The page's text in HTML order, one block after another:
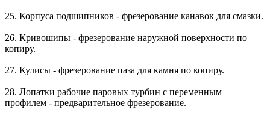
25. Корпуса подшипников - фрезерование канавок для смазки.
26. Кривошипы - фрезерование наружной поверхности по
копиру.
27. Кулисы - фрезерование паза для камня по копиру.
28. Лопатки рабочие паровых турбин с переменным
профилем - предварительное фрезерование.